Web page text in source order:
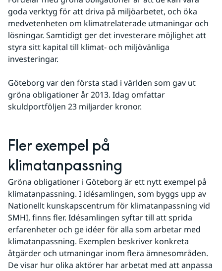
goda verktyg för att driva på miljöarbetet, och öka
medvetenheten om klimatrelaterade utmaningar och
lösningar. Samtidigt ger det investerare möjlighet att
styra sitt kapital till klimat- och miljövänliga
investeringar.
Göteborg var den första stad i världen som gav ut
gröna obligationer år 2013. Idag omfattar
skuldportföljen 23 miljarder kronor.
Fler exempel på
klimatanpassning
Gröna obligationer i Göteborg är ett nytt exempel på
klimatanpassning. I idésamlingen, som byggs upp av
Nationellt kunskapscentrum för klimatanpassning vid
SMHI, finns fler. Idésamlingen syftar till att sprida
erfarenheter och ge idéer för alla som arbetar med
klimatanpassning. Exemplen beskriver konkreta
åtgärder och utmaningar inom flera ämnesområden.
De visar hur olika aktörer har arbetat med att anpassa